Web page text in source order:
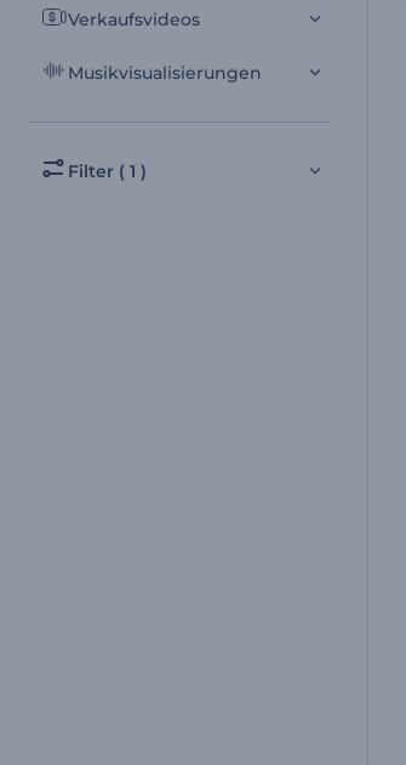
Verkaufsvideos
Musikvisualisierungen
Filter ( 1 )